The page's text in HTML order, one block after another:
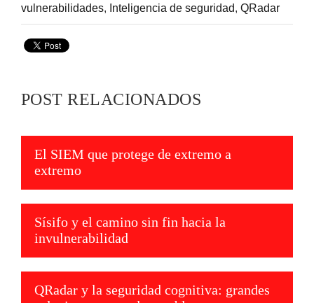
vulnerabilidades, Inteligencia de seguridad, QRadar
POST RELACIONADOS
El SIEM que protege de extremo a
extremo
Sísifo y el camino sin fin hacia la
invulnerabilidad
QRadar y la seguridad cognitiva: grandes